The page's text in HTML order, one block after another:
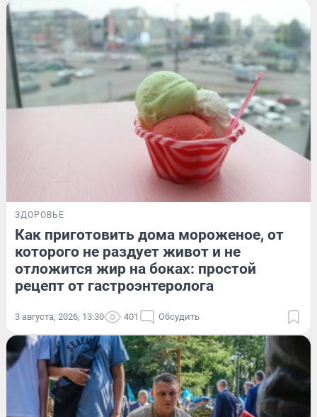
ЗДОРОВЬЕ
Как приготовить дома мороженое, от
которого не раздует живот и не
отложится жир на боках: простой
рецепт от гастроэнтеролога
3 августа, 2026, 13:30 401 Обсудить